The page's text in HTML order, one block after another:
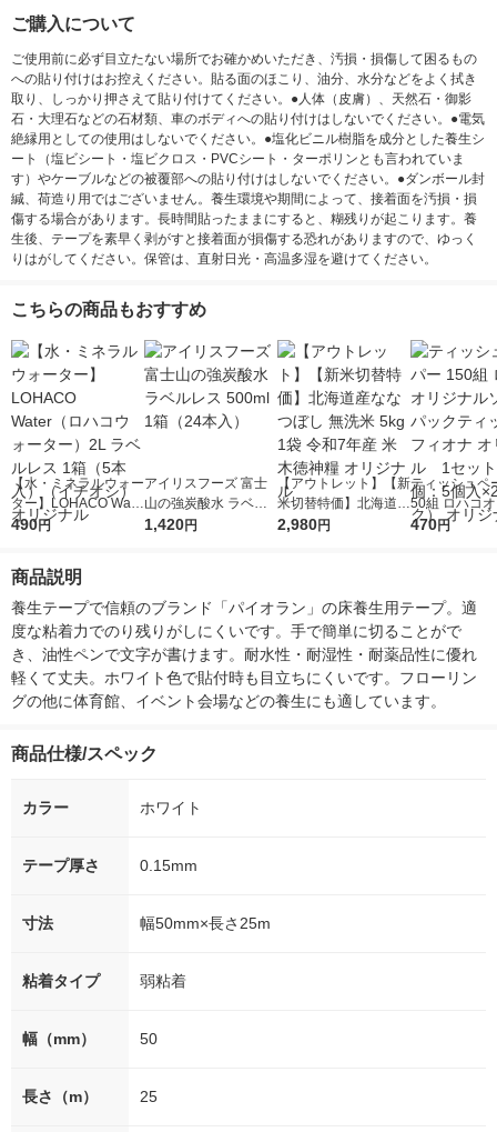
ご購入について
ご使用前に必ず目立たない場所でお確かめいただき、汚損・損傷して困るもの
への貼り付けはお控えください。貼る面のほこり、油分、水分などをよく拭き
取り、しっかり押さえて貼り付けてください。●人体（皮膚）、天然石・御影
石・大理石などの石材類、車のボディへの貼り付けはしないでください。●電気
絶縁用としての使用はしないでください。●塩化ビニル樹脂を成分とした養生シ
ート（塩ビシート・塩ビクロス・PVCシート・ターポリンとも言われていま
す）やケーブルなどの被覆部への貼り付けはしないでください。●ダンボール封
緘、荷造り用ではございません。養生環境や期間によって、接着面を汚損・損
傷する場合があります。長時間貼ったままにすると、糊残りが起こります。養
生後、テープを素早く剥がすと接着面が損傷する恐れがありますので、ゆっく
りはがしてください。保管は、直射日光・高温多湿を避けてください。
こちらの商品もおすすめ
【水・ミネラルウォー
ター】LOHACO Wate
r（ロハコウォータ
シ） オリジナル
490円
アイリスフーズ 富士
山の強炭酸水 ラベル
レス 500ml 1箱（24
1,420円
【アウトレット】【新
米切替特価】北海道産
ななつぼし 無洗米 5k
2,980円
ティッシュペ
50組 ロハコ
ルソフトパッ
オリジナル
470円
商品説明
養生テープで信頼のブランド「パイオラン」の床養生用テープ。適
度な粘着力でのり残りがしにくいです。手で簡単に切ることがで
き、油性ペンで文字が書けます。耐水性・耐湿性・耐薬品性に優れ
軽くて丈夫。ホワイト色で貼付時も目立ちにくいです。フローリン
グの他に体育館、イベント会場などの養生にも適しています。
商品仕様/スペック
カラー ホワイト
テープ厚さ 0.15mm
寸法 幅50mm×長さ25m
粘着タイプ 弱粘着
幅（mm） 50
長さ（m） 25